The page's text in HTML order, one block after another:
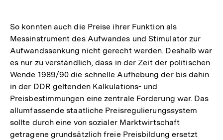
So konnten auch die Preise ihrer Funktion als
Messinstrument des Aufwandes und Stimulator zur
Aufwandssenkung nicht gerecht werden. Deshalb war
es nur zu verständlich, dass in der Zeit der politischen
Wende 1989/90 die schnelle Aufhebung der bis dahin
in der DDR geltenden Kalkulations- und
Preisbestimmungen eine zentrale Forderung war. Das
allumfassende staatliche Preisregulierungssystem
sollte durch eine von sozialer Marktwirtschaft
getragene grundsätzlich freie Preisbildung ersetzt